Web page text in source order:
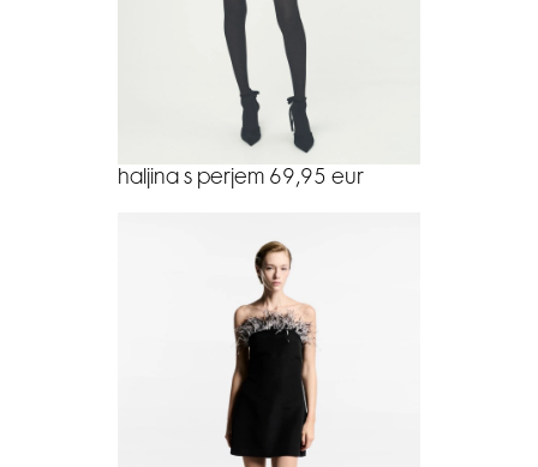
haljina s perjem 69,95 eur